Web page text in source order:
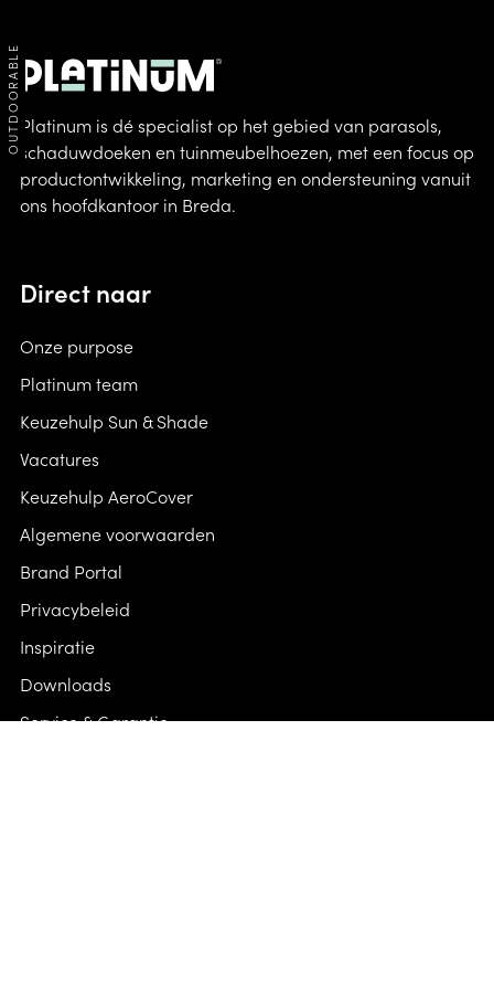
OUTDOORABLE Platinum is dé specialist op het gebied van parasols,
schaduwdoeken en tuinmeubelhoezen, met een focus op
productontwikkeling, marketing en ondersteuning vanuit
ons hoofdkantoor in Breda.
Direct naar
Onze purpose
Platinum team
Keuzehulp Sun & Shade
Vacatures
Keuzehulp AeroCover
Algemene voorwaarden
Brand Portal
Privacybeleid
Inspiratie
Downloads
Service & Garantie